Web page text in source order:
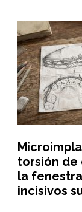
torsión de
la
incisivos